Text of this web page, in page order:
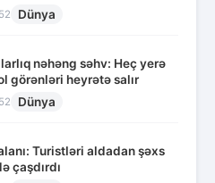
Dünya
nəhəng səhv: Heç yerə
görənləri heyrətə salır
Dünya
Turistləri aldadan şəxs
çaşdırdı